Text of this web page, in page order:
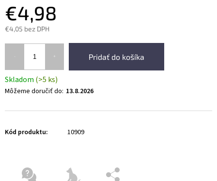
€4,98
€4,05 bez DPH
Pridať do košíka
Skladom (>5 ks)
Môžeme doručiť do: 13.8.2026
Kód produktu: 10909